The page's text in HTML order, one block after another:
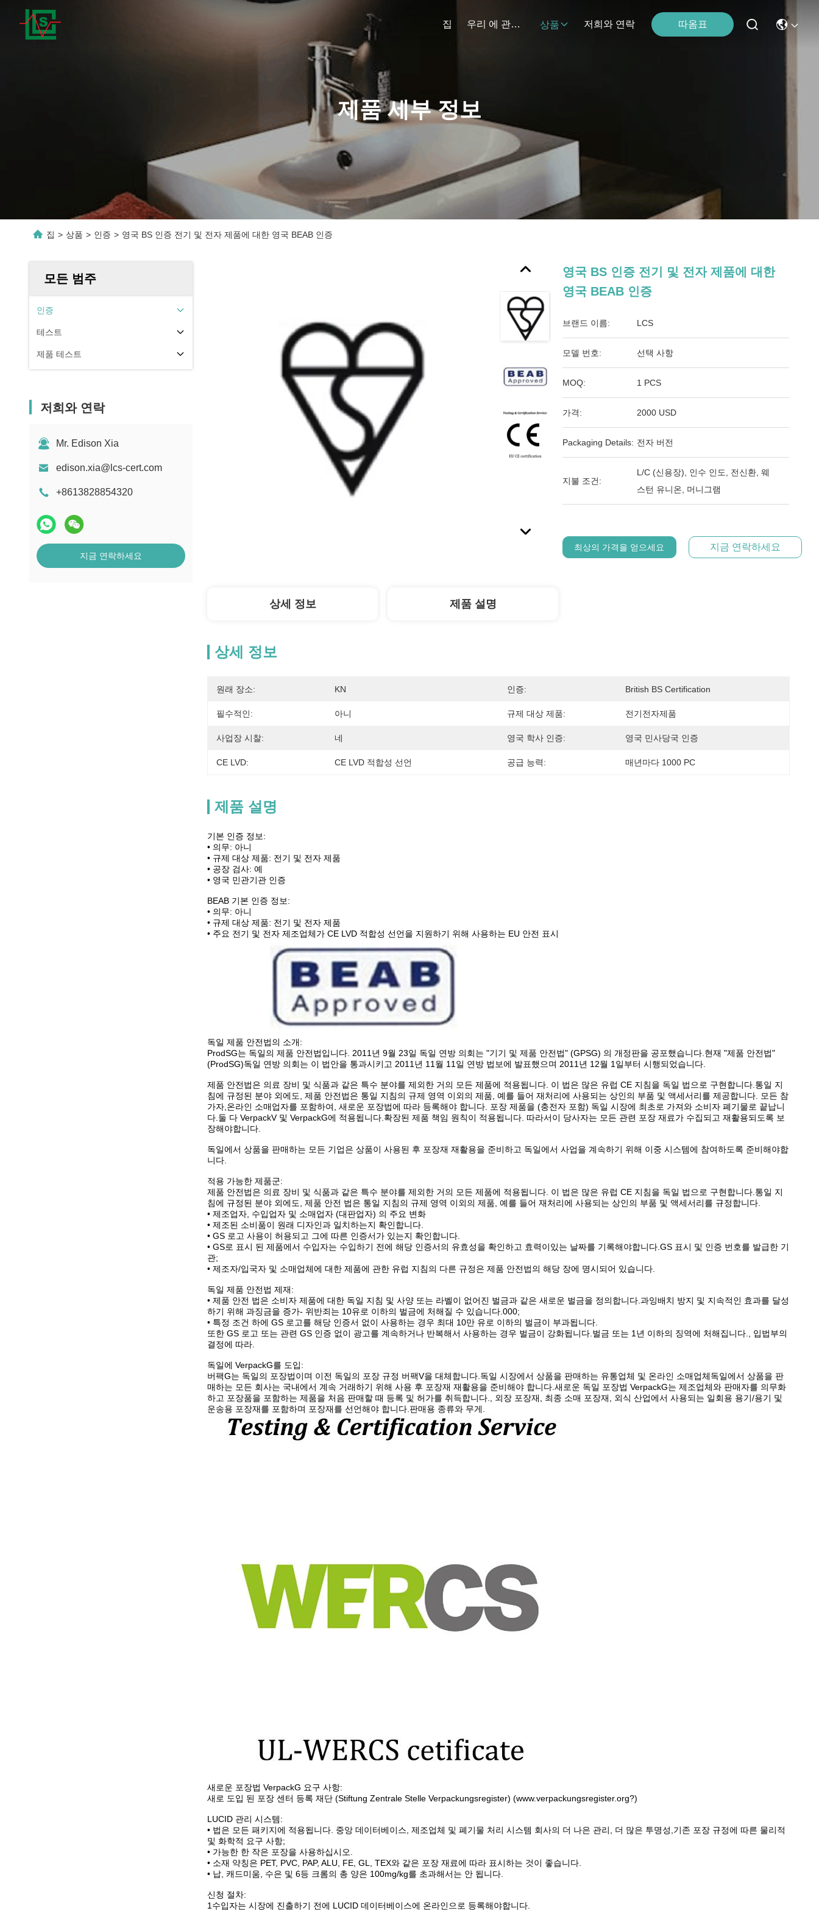
집 우리 에 관한 것 상품 저희와 연락 따옴표
제품 세부 정보
집 > 상품 > 인증 > 영국 BS 인증 전기 및 전자 제품에 대한 영국 BEAB 인증
모든 범주
인증
테스트
제품 테스트
저희와 연락
Mr. Edison Xia
edison.xia@lcs-cert.com
+8613828854320
지금 연락하세요
영국 BS 인증 전기 및 전자 제품에 대한
영국 BEAB 인증
브랜드 이름: LCS
모델 번호: 선택 사항
MOQ: 1 PCS
가격: 2000 USD
Packaging Details: 전자 버전
지불 조건:
L/C (신용장), 인수 인도, 전신환, 웨
스턴 유니온, 머니그램
최상의 가격을 얻으세요 지금 연락하세요
상세 정보 제품 설명
상세 정보
원래 장소: KN 인증: British BS Certification
필수적인: 아니 규제 대상 제품: 전기전자제품
사업장 시찰: 네 영국 학사 인증: 영국 민사당국 인증
CE LVD: CE LVD 적합성 선언 공급 능력: 매년마다 1000 PC
제품 설명
기본 인증 정보:
• 의무: 아니
• 규제 대상 제품: 전기 및 전자 제품
• 공장 검사: 예
• 영국 민관기관 인증
BEAB 기본 인증 정보:
• 의무: 아니
• 규제 대상 제품: 전기 및 전자 제품
• 주요 전기 및 전자 제조업체가 CE LVD 적합성 선언을 지원하기 위해 사용하는 EU 안전 표시
독일 제품 안전법의 소개:
ProdSG는 독일의 제품 안전법입니다. 2011년 9월 23일 독일 연방 의회는 "기기 및 제품 안전법" (GPSG) 의 개정판을 공포했습니다.현재 "제품 안전법"
(ProdSG)독일 연방 의회는 이 법안을 통과시키고 2011년 11월 11일 연방 법보에 발표했으며 2011년 12월 1일부터 시행되었습니다.
제품 안전법은 의료 장비 및 식품과 같은 특수 분야를 제외한 거의 모든 제품에 적용됩니다. 이 법은 많은 유럽 CE 지침을 독일 법으로 구현합니다.통일 지
침에 규정된 분야 외에도, 제품 안전법은 통일 지침의 규제 영역 이외의 제품, 예를 들어 재처리에 사용되는 상인의 부품 및 액세서리를 제공합니다. 모든 참
가자,온라인 소매업자를 포함하여, 새로운 포장법에 따라 등록해야 합니다. 포장 제품을 (충전자 포함) 독일 시장에 최초로 가져와 소비자 폐기물로 끝납니
다.둘 다 VerpackV 및 VerpackG에 적용됩니다.확장된 제품 책임 원칙이 적용됩니다. 따라서이 당사자는 모든 관련 포장 재료가 수집되고 재활용되도록 보
장해야합니다.
독일에서 상품을 판매하는 모든 기업은 상품이 사용된 후 포장재 재활용을 준비하고 독일에서 사업을 계속하기 위해 이중 시스템에 참여하도록 준비해야합
니다.
적용 가능한 제품군:
제품 안전법은 의료 장비 및 식품과 같은 특수 분야를 제외한 거의 모든 제품에 적용됩니다. 이 법은 많은 유럽 CE 지침을 독일 법으로 구현합니다.통일 지
침에 규정된 분야 외에도, 제품 안전 법은 통일 지침의 규제 영역 이외의 제품, 예를 들어 재처리에 사용되는 상인의 부품 및 액세서리를 규정합니다.
• 제조업자, 수입업자 및 소매업자 (대판업자) 의 주요 변화
• 제조된 소비품이 원래 디자인과 일치하는지 확인합니다.
• GS 로고 사용이 허용되고 그에 따른 인증서가 있는지 확인합니다.
• GS로 표시 된 제품에서 수입자는 수입하기 전에 해당 인증서의 유효성을 확인하고 효력이있는 날짜를 기록해야합니다.GS 표시 및 인증 번호를 발급한 기
관;
• 제조자/입국자 및 소매업체에 대한 제품에 관한 유럽 지침의 다른 규정은 제품 안전법의 해당 장에 명시되어 있습니다.
독일 제품 안전법 제재:
• 제품 안전 법은 소비자 제품에 대한 독일 지침 및 사양 또는 라벨이 없어진 벌금과 같은 새로운 벌금을 정의합니다.과잉배치 방지 및 지속적인 효과를 달성
하기 위해 과징금을 증가- 위반죄는 10유로 이하의 벌금에 처해질 수 있습니다.000;
• 특정 조건 하에 GS 로고를 해당 인증서 없이 사용하는 경우 최대 10만 유로 이하의 벌금이 부과됩니다.
또한 GS 로고 또는 관련 GS 인증 없이 광고를 계속하거나 반복해서 사용하는 경우 벌금이 강화됩니다.벌금 또는 1년 이하의 징역에 처해집니다., 입법부의
결정에 따라.
독일에 VerpackG를 도입:
버팩G는 독일의 포장법이며 이전 독일의 포장 규정 버팩V을 대체합니다.독일 시장에서 상품을 판매하는 유통업체 및 온라인 소매업체독일에서 상품을 판
매하는 모든 회사는 국내에서 계속 거래하기 위해 사용 후 포장재 재활용을 준비해야 합니다.새로운 독일 포장법 VerpackG는 제조업체와 판매자를 의무화
하고 포장품을 포함하는 제품을 처음 판매할 때 등록 및 허가를 취득합니다., 외장 포장재, 최종 소매 포장재, 외식 산업에서 사용되는 일회용 용기/용기 및
운송용 포장재를 포함하며 포장재를 선언해야 합니다.판매용 종류와 무게.
새로운 포장법 VerpackG 요구 사항:
새로 도입 된 포장 센터 등록 재단 (Stiftung Zentrale Stelle Verpackungsregister) (www.verpackungsregister.org?)
LUCID 관리 시스템:
• 법은 모든 패키지에 적용됩니다. 중앙 데이터베이스, 제조업체 및 폐기물 처리 시스템 회사의 더 나은 관리, 더 많은 투명성,기존 포장 규정에 따른 물리적
및 화학적 요구 사항;
• 가능한 한 작은 포장을 사용하십시오.
• 소재 약칭은 PET, PVC, PAP, ALU, FE, GL, TEX와 같은 포장 재료에 따라 표시하는 것이 좋습니다.
• 납, 캐드미움, 수은 및 6등 크롬의 총 양은 100mg/kg를 초과해서는 안 됩니다.
신청 절차:
1수입자는 시장에 진출하기 전에 LUCID 데이터베이스에 온라인으로 등록해야합니다.